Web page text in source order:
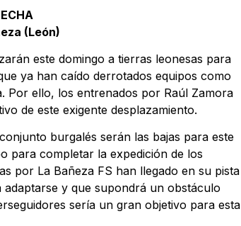
(León)
este domingo a tierras leonesas para
ya han caído derrotados equipos como
Por ello, los entrenados por Raúl Zamora
de este exigente desplazamiento.
burgalés serán las bajas para este
para completar la expedición de los
por La Bañeza FS han llegado en su pista
y que supondrá un obstáculo
sería un gran objetivo para esta